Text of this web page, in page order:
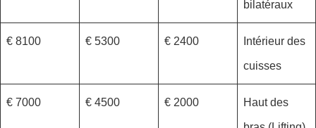
bilatéraux
Intérieur des
cuisses
2400 €
5300 €
8100 €
Haut des
2000 €
4500 €
7000 €